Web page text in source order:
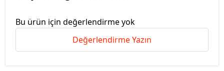
Bu ürün için değerlendirme yok
Değerlendirme Yazın